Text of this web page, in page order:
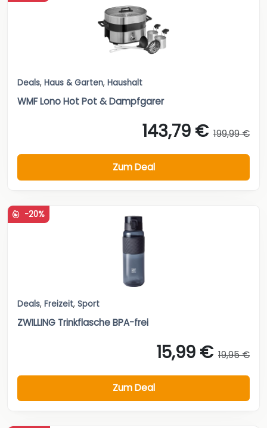
Deals, Haus & Garten, Haushalt
WMF Lono Hot Pot & Dampfgarer
143,79 € 199,99 €
Zum Deal
-20%
Deals, Freizeit, Sport
ZWILLING Trinkflasche BPA-frei
15,99 € 19,95 €
Zum Deal